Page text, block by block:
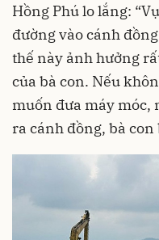
Hồng Phú lo lắng:
đường vào cánh
thế này ảnh hưởng
của bà con. Nếu
muốn đưa máy móc,
ra cánh đồng, bà